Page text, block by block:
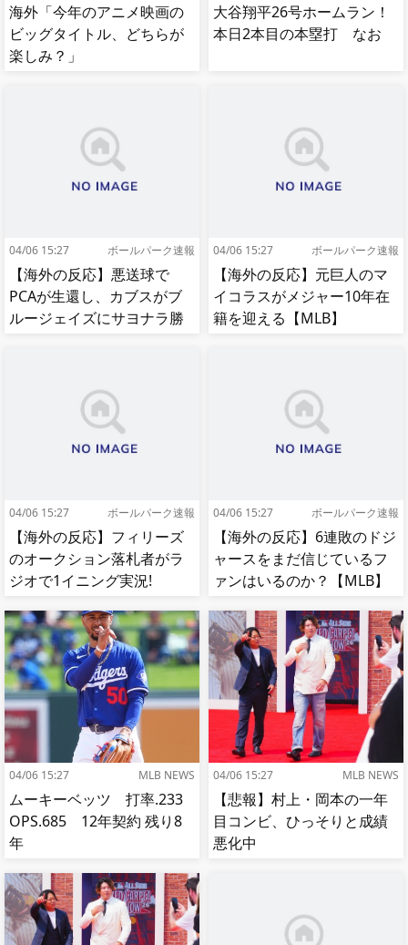
海外「今年のアニメ映画の
ビッグタイトル、どちらが
楽しみ？」
大谷翔平26号ホームラン！
本日2本目の本塁打 なお
04/06 15:27 ボールパーク速報
【海外の反応】悪送球で
PCAが生還し、カブスがブ
ルージェイズにサヨナラ勝
04/06 15:27 ボールパーク速報
【海外の反応】元巨人のマ
イコラスがメジャー10年在
籍を迎える【MLB】
04/06 15:27 ボールパーク速報
【海外の反応】フィリーズ
のオークション落札者がラ
ジオで1イニング実況!
04/06 15:27 ボールパーク速報
【海外の反応】6連敗のドジ
ャースをまだ信じているフ
ァンはいるのか？【MLB】
04/06 15:27 MLB NEWS
ムーキーベッツ 打率.233
OPS.685 12年契約 残り8
年
04/06 15:27 MLB NEWS
【悲報】村上・岡本の一年
目コンビ、ひっそりと成績
悪化中